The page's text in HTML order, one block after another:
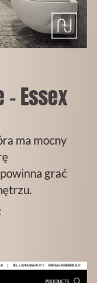
- Essex
ma mocny
grać